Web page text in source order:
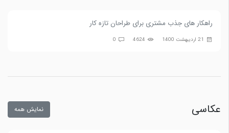
راهکار های جذب مشتری برای طراحان تازه کار
21 اردیبهشت 1400 4624
0
عکاسی نمایش همه